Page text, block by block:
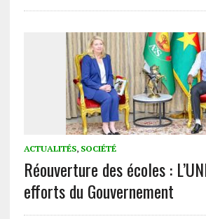
ACTUALITÉS, SOCIÉTÉ
Réouverture des écoles :
efforts du Gouvernement